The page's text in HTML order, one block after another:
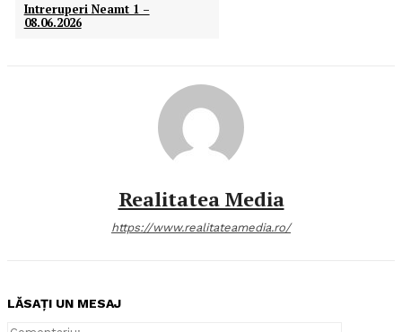
Intreruperi Neamt 1 –
08.06.2026
Realitatea Media
https://www.realitateamedia.ro/
LĂSAȚI UN MESAJ